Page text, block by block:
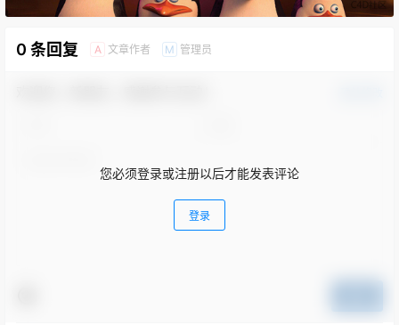
0 条回复 A 文章作者 M 管理员
您必须登录或注册以后才能发表评论
登录